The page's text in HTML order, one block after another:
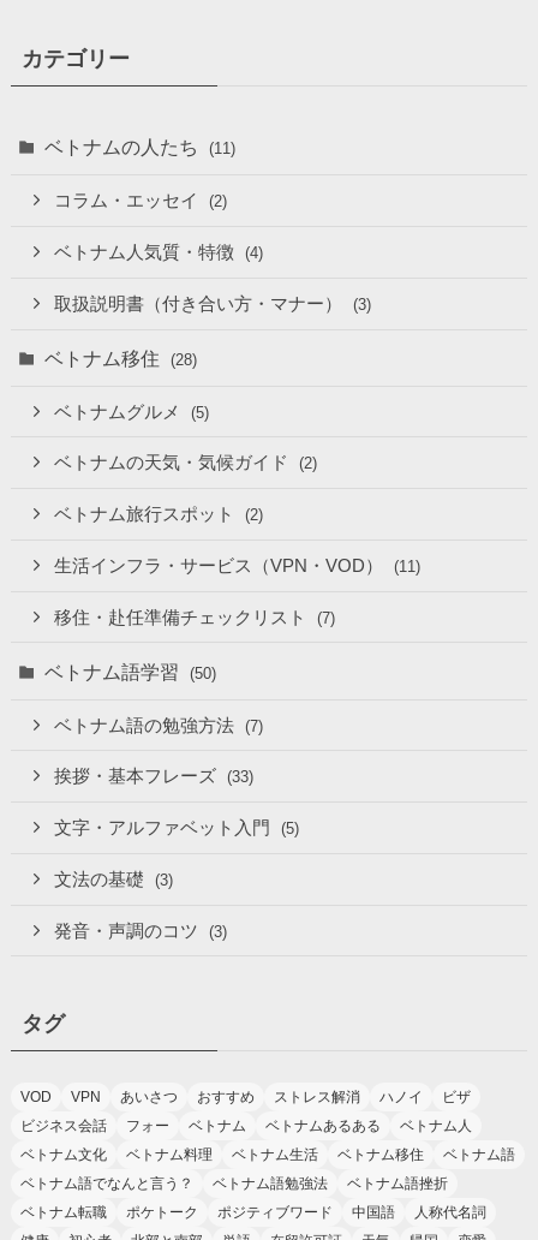
カテゴリー
ベトナムの人たち (11)
コラム・エッセイ (2)
ベトナム人気質・特徴 (4)
取扱説明書（付き合い方・マナー） (3)
ベトナム移住 (28)
ベトナムグルメ (5)
ベトナムの天気・気候ガイド (2)
ベトナム旅行スポット (2)
生活インフラ・サービス（VPN・VOD） (11)
移住・赴任準備チェックリスト (7)
ベトナム語学習 (50)
ベトナム語の勉強方法 (7)
挨拶・基本フレーズ (33)
文字・アルファベット入門 (5)
文法の基礎 (3)
発音・声調のコツ (3)
タグ
VOD VPN あいさつ おすすめ ストレス解消 ハノイ
ビザ
ビジネス会話
フォー ベトナム ベトナムあるある
ベトナム人
ベトナム文化
ベトナム料理 ベトナム生活 ベトナム移住
ベトナム語
ベトナム語でなんと言う？
ベトナム語勉強法
ベトナム語挫折
ベトナム転職
ポケトーク ポジティブワード 中国語
人称代名詞